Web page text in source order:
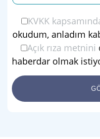
KVKK
okudum, anladım
Açık rıza metnini
haberdar olmak